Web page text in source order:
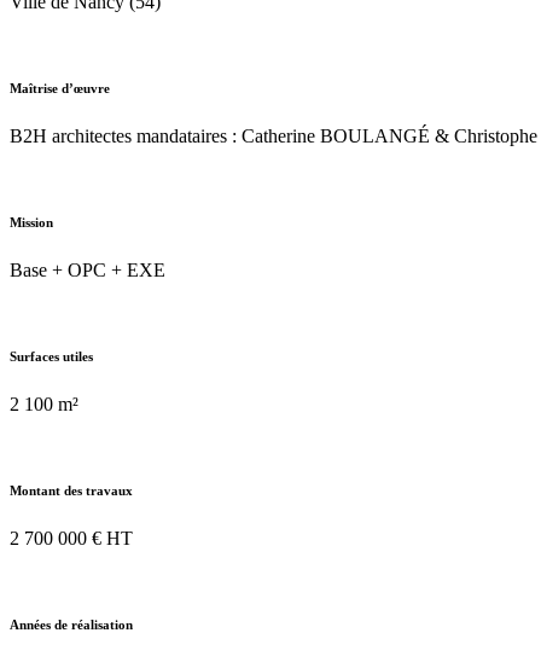
Maîtrise d’œuvre
B2H architectes mandataires : Catherine BOULANGÉ &
Mission
Base + OPC + EXE
Surfaces utiles
2 100 m²
Montant des travaux
2 700 000 € HT
Années de réalisation